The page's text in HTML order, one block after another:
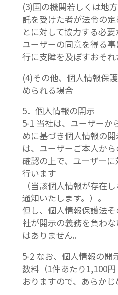
(3)国の機関若しくは地
託を受けた者が法令の
とに対して協力する必要
ユーザーの同意を得る
行に支障を及ぼすおそ
(4)その他、個人情報保
められる場合
5．個人情報の開示
5-1 当社は、ユーザーか
めに基づき個人情報の
は、ユーザーご本人か
確認の上で、ユーザー
行います
（当該個人情報が存在
通知いたします。）。
但し、個人情報保護法
社が開示の義務を負わ
はありません。
5-2 なお、個人情報の開
数料（1件あたり1,100
おりますので、あらかじ